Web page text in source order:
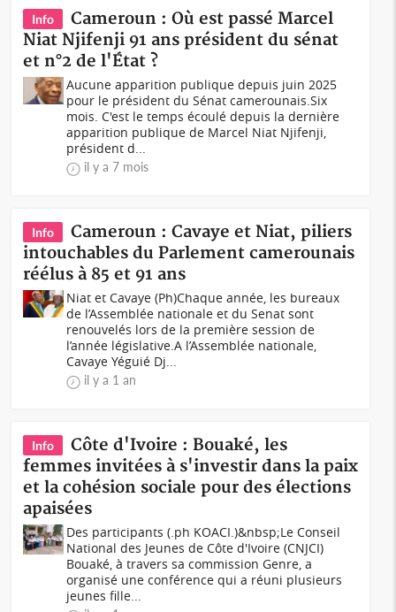
Info
Cameroun : Où est passé Marcel
Niat Njifenji 91 ans président du sénat
et n°2 de l'État ?
Aucune apparition publique depuis juin 2025
pour le président du Sénat camerounais.Six
mois. C'est le temps écoulé depuis la dernière
apparition publique de Marcel Niat Njifenji,
président d...
il y a 7 mois
Info
Cameroun : Cavaye et Niat, piliers
intouchables du Parlement camerounais
réélus à 85 et 91 ans
Niat et Cavaye (Ph)Chaque année, les bureaux
de l’Assemblée nationale et du Senat sont
renouvelés lors de la première session de
l’année législative.A l’Assemblée nationale,
Cavaye Yéguié Dj...
il y a 1 an
Info
Côte d'Ivoire : Bouaké, les
femmes invitées à s'investir dans la paix
et la cohésion sociale pour des élections
apaisées
Des participants (.ph KOACI.)&nbsp;Le Conseil
National des Jeunes de Côte d'Ivoire (CNJCI)
Bouaké, à travers sa commission Genre, a
organisé une conférence qui a réuni plusieurs
jeunes fille...